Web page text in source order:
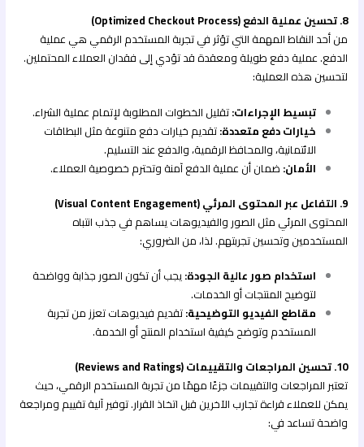
8. تحسين عملية الدفع (Optimized Checkout Process)
من أحد النقاط المهمة التي تؤثر في تجربة المستخدم الرقمي هي عملية
الدفع. عملية دفع طويلة ومعقدة قد تؤدي إلى فقدان العملاء المحتملين.
لتحسين هذه العملية:
تبسيط الإجراءات:تقليل الخطوات المطلوبة لإتمام عملية الشراء.
خيارات دفع متعددة:تقديم خيارات دفع متنوعة مثل البطاقات
الائتمانية، والمحافظ الرقمية، والدفع عند التسليم.
الأمان: ضمان أن عملية الدفع آمنة وتحترم خصوصية العملاء.
9. التفاعل عبر المحتوى المرئي (Visual Content Engagement)
المحتوى المرئي مثل الصور والفيديوهات يساهم في جذب انتباه
المستخدمين وتحسين تجربتهم. لذا، من الضروري:
استخدام صور عالية الجودة:يجب أن تكون الصور جذابة وواضحة
لتوضيح المنتجات أو الخدمات.
مقاطع الفيديو التوضيحية:تقديم فيديوهات تعزز من تجربة
المستخدم وتوضح كيفية استخدام المنتج أو الخدمة.
10. تحسين المراجعات والتقييمات (Reviews and Ratings)
تعتبر المراجعات والتقييمات جزءًا مهمًا من تجربة المستخدم الرقمي، حيث
يمكن للعملاء قراءة تجارب الآخرين قبل اتخاذ القرار. توفير آلية تقييم ومراجعة
واضحة تساعد في: